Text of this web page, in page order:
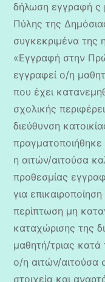
δήλωση εγγραφή ς
Πύλης της
συγκεκριμένα της
«Εγγραφή στην
εγγραφεί ο/η
που έχει
σχολικής
διεύθυνση
η αιτών/αιτούσα
προθεσμίας
για
περίπτωση μη
καταχώρισης της
μαθητή/τριας
ο/η αιτών/αιτούσα
στοιχεία και